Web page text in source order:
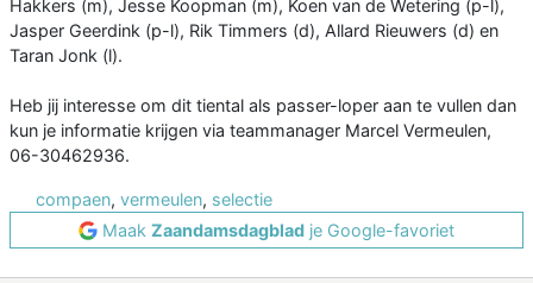
Hakkers (m), Jesse Koopman (m), Koen van de Wetering (p-l),
Jasper Geerdink (p-l), Rik Timmers (d), Allard Rieuwers (d) en
Taran Jonk (l).
Heb jij interesse om dit tiental als passer-loper aan te vullen dan
kun je informatie krijgen via teammanager Marcel Vermeulen,
06-30462936.
compaen, vermeulen, selectie
Maak Zaandamsdagblad je Google-favoriet